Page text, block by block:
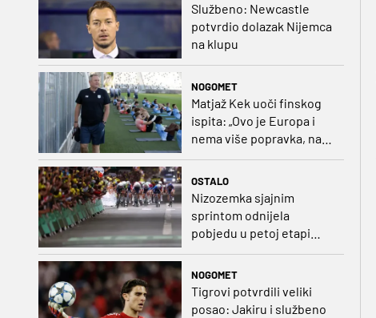
Službeno: Newcastle
potvrdio dolazak Nijemca
na klupu
NOGOMET
Matjaž Kek uoči finskog
ispita: „Ovo je Europa i
nema više popravka, na
Rujevici se nešto pita i
OSTALO
Nizozemka sjajnim
sprintom odnijela
pobjedu u petoj etapi
NOGOMET
Tigrovi potvrdili veliki
posao: Jakiru i službeno